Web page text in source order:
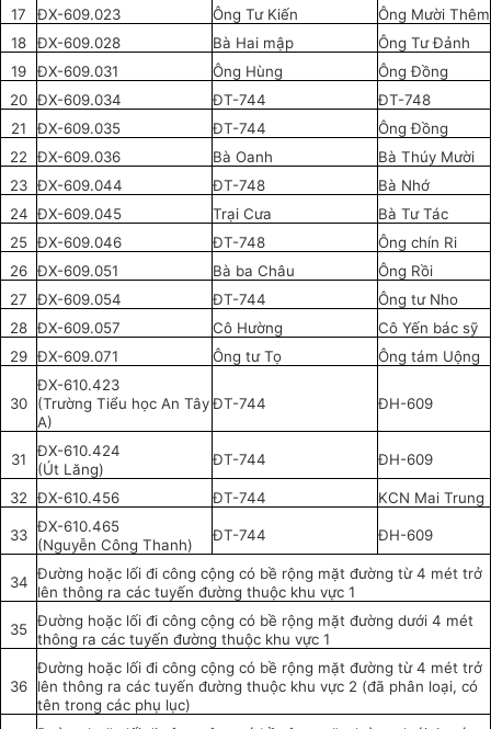
17
ĐX-609.023 Ông Tư Kiến
Ông Mười Thêm
18
ĐX-609.028 Bà Hai mập
Ông Tư Đảnh
19
ĐX-609.031 Ông Hùng
Ông Đồng
20 ĐX-609.034 ĐT-744
ĐT-748
21
ĐX-609.035 ĐT-744
Ông Đồng
22
ĐX-609.036 Bà Oanh
Bà Thúy Mười
23 ĐX-609.044 ĐT-748
Bà Nhớ
24 ĐX-609.045 Trại Cưa
Bà Tư Tác
25 ĐX-609.046 ĐT-748
Ông chín Ri
26 ĐX-609.051 Bà ba Châu
Ông Rồi
27
ĐX-609.054 ĐT-744
Ông tư Nho
28 ĐX-609.057 Cô Hường
Cô Yến bác sỹ
29 ĐX-609.071 Ông tư Tọ Ông tám Uộng
30
ĐX-610.423
(Trường Tiểu học An Tây
A)
ĐT-744 ĐH-609
31
ĐX-610.424
(Út Lăng)
ĐT-744 ĐH-609
32 ĐX-610.456 ĐT-744 KCN Mai Trung
33 ĐX-610.465
(Nguyễn Công Thanh)
ĐT-744 ĐH-609
34 Đường hoặc lối đi công cộng có bề rộng mặt đường từ 4 mét trở
lên thông ra các tuyến đường thuộc khu vực 1
35 Đường hoặc lối đi công cộng có bề rộng mặt đường dưới 4 mét
thông ra các tuyến đường thuộc khu vực 1
36
Đường hoặc lối đi công cộng có bề rộng mặt đường từ 4 mét trở
lên thông ra các tuyến đường thuộc khu vực 2 (đã phân loại, có
tên trong các phụ lục)